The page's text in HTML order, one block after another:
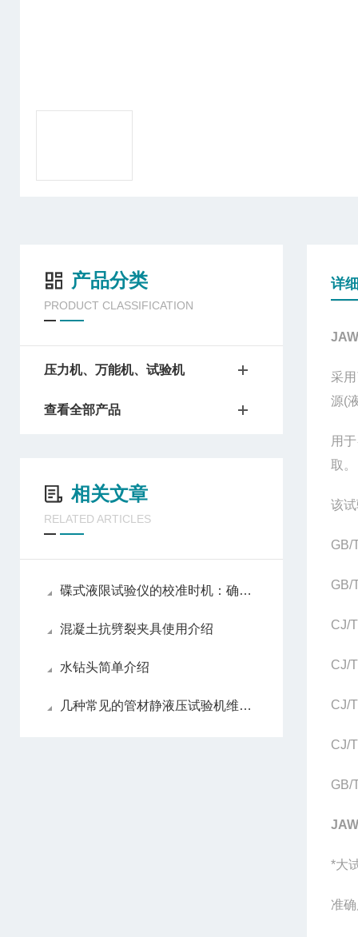
产品分类
PRODUCT CLASSIFICATION
压力机、万能机、试验机
查看全部产品
相关文章
RELATED ARTICLES
碟式液限试验仪的校准时机：确保数据准确性的关键
混凝土抗劈裂夹具使用介绍
水钻头简单介绍
几种常见的管材静液压试验机维修保养攻略
详
采
源(
用
取。
该
GB/
GB/
CJ/
CJ/
CJ/
CJ/
GB/
*大
准